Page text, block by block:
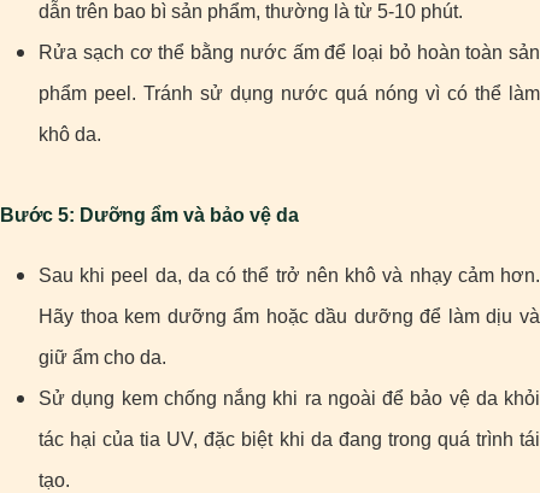
dẫn trên bao bì sản phẩm, thường là từ 5-10 phút.
Rửa sạch cơ thể bằng nước ấm để loại bỏ hoàn toàn sản
phẩm peel. Tránh sử dụng nước quá nóng vì có thể làm
khô da.
Bước 5: Dưỡng ẩm và bảo vệ da
Sau khi peel da, da có thể trở nên khô và nhạy cảm hơn.
Hãy thoa kem dưỡng ẩm hoặc dầu dưỡng để làm dịu và
giữ ẩm cho da.
Sử dụng kem chống nắng khi ra ngoài để bảo vệ da khỏi
tác hại của tia UV, đặc biệt khi da đang trong quá trình tái
tạo.